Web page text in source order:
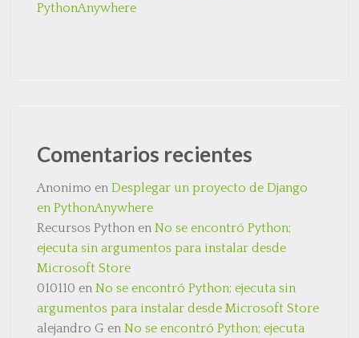
PythonAnywhere
Comentarios recientes
Anonimo en Desplegar un proyecto de Django
en PythonAnywhere
Recursos Python en No se encontró Python;
ejecuta sin argumentos para instalar desde
Microsoft Store
010110 en No se encontró Python; ejecuta sin
argumentos para instalar desde Microsoft Store
alejandro G en No se encontró Python; ejecuta